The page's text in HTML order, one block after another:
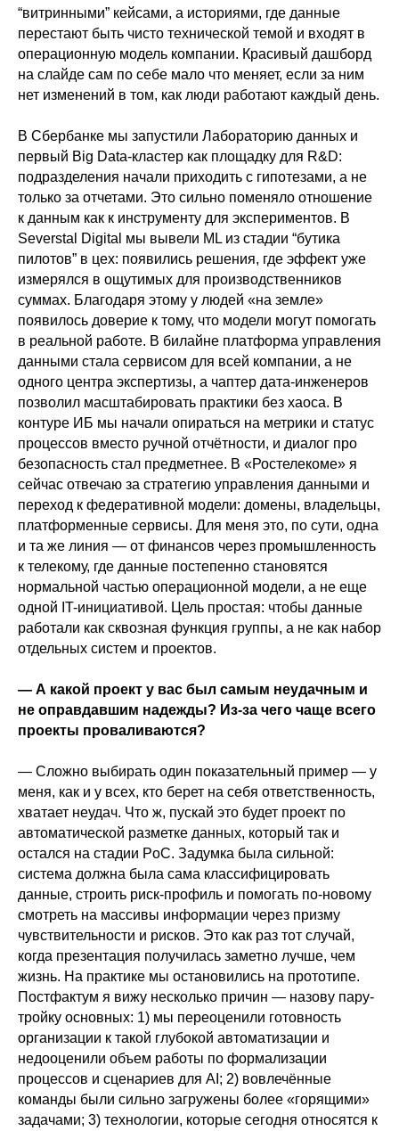
“витринными” кейсами, а историями, где данные
перестают быть чисто технической темой и входят в
операционную модель компании. Красивый дашборд
на слайде сам по себе мало что меняет, если за ним
нет изменений в том, как люди работают каждый день.
В Сбербанке мы запустили Лабораторию данных и
первый Big Data-кластер как площадку для R&D:
подразделения начали приходить с гипотезами, а не
только за отчетами. Это сильно поменяло отношение
к данным как к инструменту для экспериментов. В
Severstal Digital мы вывели ML из стадии “бутика
пилотов” в цех: появились решения, где эффект уже
измерялся в ощутимых для производственников
суммах. Благодаря этому у людей «на земле»
появилось доверие к тому, что модели могут помогать
в реальной работе. В билайне платформа управления
данными стала сервисом для всей компании, а не
одного центра экспертизы, а чаптер дата-инженеров
позволил масштабировать практики без хаоса. В
контуре ИБ мы начали опираться на метрики и статус
процессов вместо ручной отчётности, и диалог про
безопасность стал предметнее. В «Ростелекоме» я
сейчас отвечаю за стратегию управления данными и
переход к федеративной модели: домены, владельцы,
платформенные сервисы. Для меня это, по сути, одна
и та же линия — от финансов через промышленность
к телекому, где данные постепенно становятся
нормальной частью операционной модели, а не еще
одной IT-инициативой. Цель простая: чтобы данные
работали как сквозная функция группы, а не как набор
отдельных систем и проектов.
— А какой проект у вас был самым неудачным и
не оправдавшим надежды? Из-за чего чаще всего
проекты проваливаются?
— Сложно выбирать один показательный пример — у
меня, как и у всех, кто берет на себя ответственность,
хватает неудач. Что ж, пускай это будет проект по
автоматической разметке данных, который так и
остался на стадии PoC. Задумка была сильной:
система должна была сама классифицировать
данные, строить риск-профиль и помогать по-новому
смотреть на массивы информации через призму
чувствительности и рисков. Это как раз тот случай,
когда презентация получилась заметно лучше, чем
жизнь. На практике мы остановились на прототипе.
Постфактум я вижу несколько причин — назову пару-
тройку основных: 1) мы переоценили готовность
организации к такой глубокой автоматизации и
недооценили объем работы по формализации
процессов и сценариев для AI; 2) вовлечённые
команды были сильно загружены более «горящими»
задачами; 3) технологии, которые сегодня относятся к